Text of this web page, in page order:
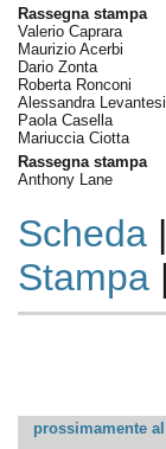
Rassegna stampa
Valerio Caprara
Maurizio Acerbi
Dario Zonta
Roberta Ronconi
Alessandra Levantesi
Paola Casella
Mariuccia Ciotta
Rassegna stampa
Anthony Lane
Scheda|
Stampa|
prossimamente